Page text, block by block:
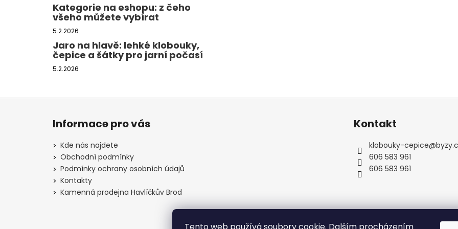
Kategorie na eshopu: z čeho
všeho můžete vybírat
5.2.2026
Jaro na hlavě: lehké klobouky,
čepice a šátky pro jarní počasí
5.2.2026
Z
Informace pro vás
Kde nás najdete
Obchodní podmínky
Podmínky ochrany osobních údajů
Kontakty
Kamenná prodejna Havlíčkův Brod
Kontakt
klobouky-cepice@
606 583 961
606 583 961